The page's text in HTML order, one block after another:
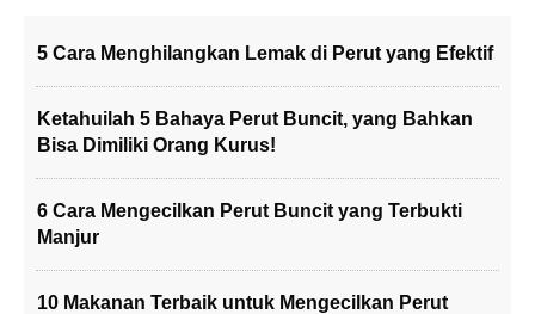
5 Cara Menghilangkan Lemak di Perut yang Efektif
Ketahuilah 5 Bahaya Perut Buncit, yang Bahkan
Bisa Dimiliki Orang Kurus!
6 Cara Mengecilkan Perut Buncit yang Terbukti
Manjur
10 Makanan Terbaik untuk Mengecilkan Perut